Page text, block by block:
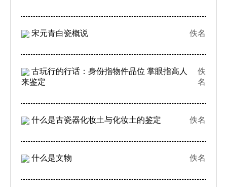
宋元青白瓷概说 佚名
古玩行的行话：身份指物件品位 掌眼指高人
来鉴定
佚
名
什么是古瓷器化妆土与化妆土的鉴定 佚名
什么是文物 佚名